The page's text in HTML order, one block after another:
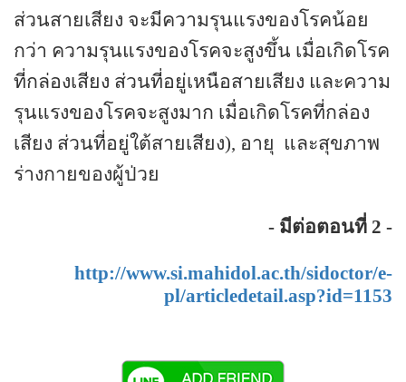
ส่วนสายเสียง จะมีความรุนแรงของโรคน้อย
กว่า ความรุนแรงของโรคจะสูงขึ้น เมื่อเกิดโรค
ที่กล่องเสียง ส่วนที่อยู่เหนือสายเสียง และความ
รุนแรงของโรคจะสูงมาก เมื่อเกิดโรคที่กล่อง
เสียง ส่วนที่อยู่ใต้สายเสียง), อายุ และสุขภาพ
ร่างกายของผู้ป่วย
- มีต่อตอนที่ 2 -
http://www.si.mahidol.ac.th/sidoctor/e-
pl/articledetail.asp?id=1153